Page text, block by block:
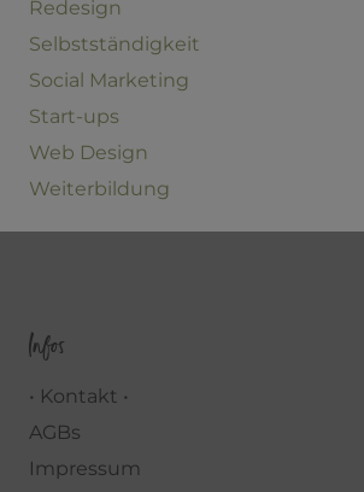
Redesign
Selbstständigkeit
Social Marketing
Start-ups
Web Design
Weiterbildung
Infos
• Kontakt •
AGBs
Impressum